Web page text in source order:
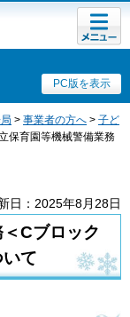
PC版を表示
メニュ
ー
> 事業者の方へ > 子ど
保育園等機械警備業務
日：2025年8月28日
Cブロック
て